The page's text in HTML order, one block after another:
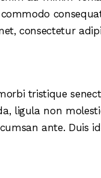
consectetur
tristique
ligula non
ante. Duis